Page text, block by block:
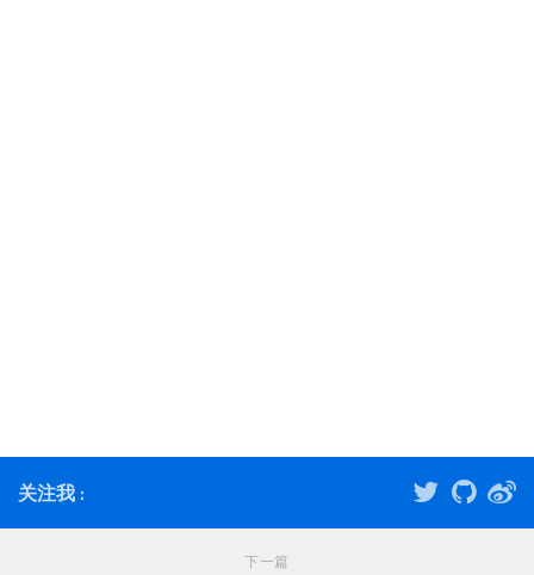
关注我 :
下一篇